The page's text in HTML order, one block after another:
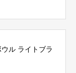
ル ライトブラ